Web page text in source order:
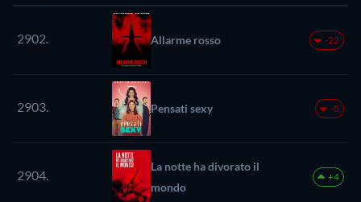
2902. Allarme rosso -22
2903. Pensati sexy -8
2904.
La notte ha divorato il
mondo
+4